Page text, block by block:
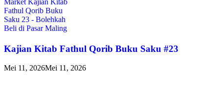
Kajian Kitab Fathul Qorib Buku Saku #23
Mei 11, 2026Mei 11, 2026